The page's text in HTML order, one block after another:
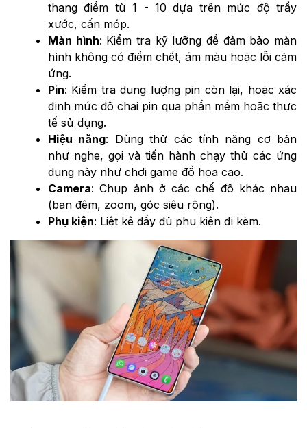
thang điểm từ 1 - 10 dựa trên mức độ trầy
xước, cấn móp.
Màn hình: Kiểm tra kỹ lưỡng để đảm bảo màn
hình không có điểm chết, ám màu hoặc lỗi cảm
ứng.
Pin: Kiểm tra dung lượng pin còn lại, hoặc xác
định mức độ chai pin qua phần mềm hoặc thực
tế sử dụng.
Hiệu năng: Dùng thử các tính năng cơ bản
như nghe, gọi và tiến hành chạy thử các ứng
dụng này như chơi game đồ họa cao.
Camera: Chụp ảnh ở các chế độ khác nhau
(ban đêm, zoom, góc siêu rộng).
Phụ kiện: Liệt kê đầy đủ phụ kiện đi kèm.